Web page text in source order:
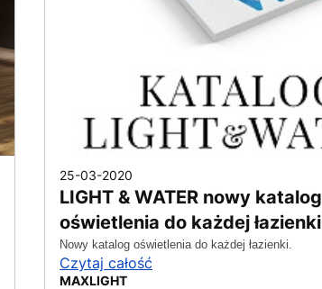
25-03-2020
LIGHT & WATER nowy katalog
oświetlenia do każdej łazienki
Nowy katalog oświetlenia do każdej łazienki.
Czytaj całość
MAXLIGHT